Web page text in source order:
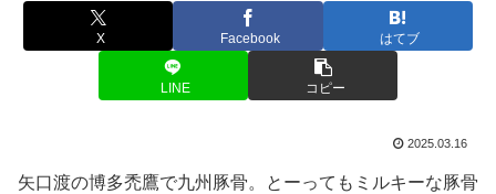
X Facebook はてブ
LINE コピー
2025.03.16
矢口渡の博多禿鷹で九州豚骨。とーってもミルキーな豚骨